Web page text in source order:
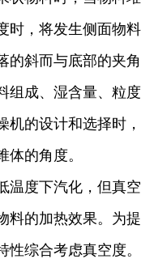
时，将发生侧面物料
的斜而与底部的夹角
组成、湿含量、粒度
机的设计和选择时，
的角度。
温度下汽化，但真空
料的加热效果。为提
综合考虑真空度。